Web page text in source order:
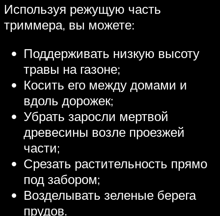
Используя режущую часть
триммера, вы можете:
Поддерживать низкую высоту
травы на газоне;
Косить его между домами и
вдоль дорожек;
Убрать заросли мертвой
древесины возле проезжей
части;
Срезать растительность прямо
под забором;
Возделывать зеленые берега
прудов.